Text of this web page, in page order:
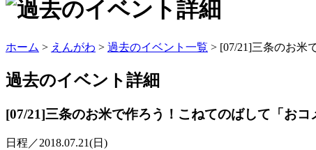
ホーム > えんがわ > 過去のイベント一覧 > [07/21]三条のお米
過去のイベント詳細
[07/21]三条のお米で作ろう！こねてのばして「おコ
日程／2018.07.21(日)